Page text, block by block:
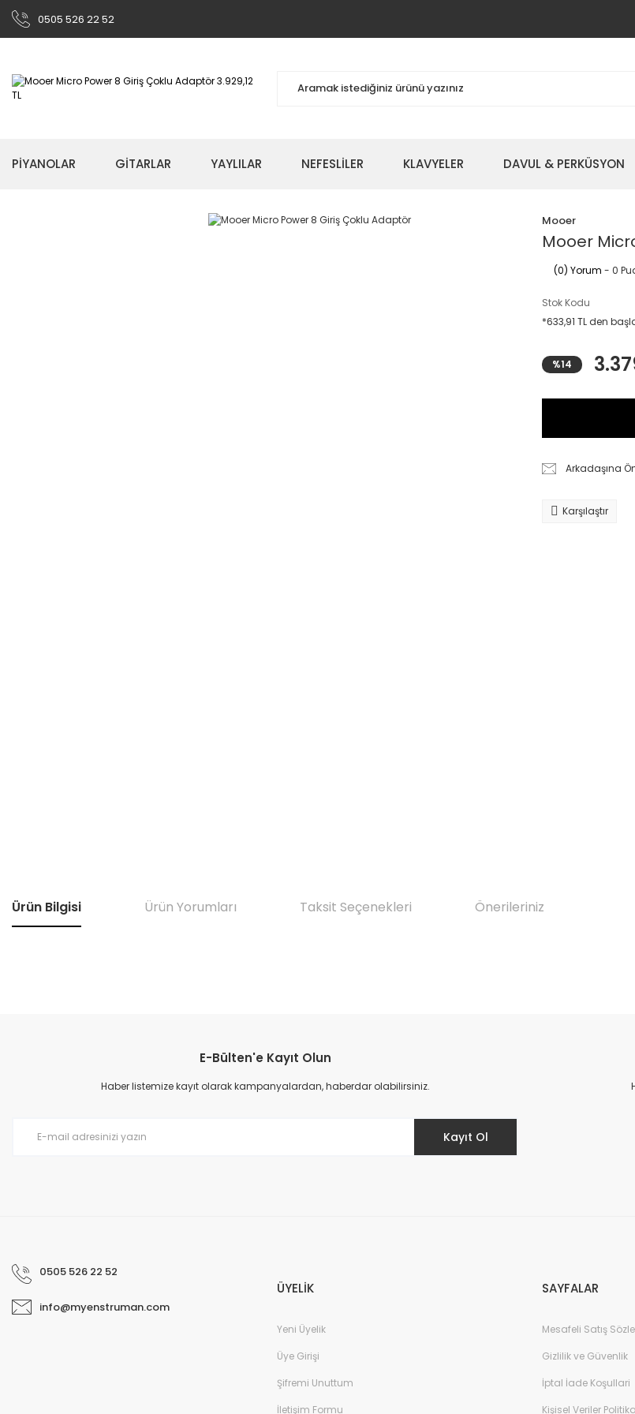
0505 526 22 52
PİYANOLAR GİTARLAR YAYLILAR NEFESLİLER KLAVYELER DAVUL & PERKÜSYON
Mooer
Mooer
(0) Yorum - 0
Stok Kodu
*633,91 TL den
%14
Arkadaşına
Karşılaştır
Ürün Bilgisi Ürün Yorumları Taksit Seçenekleri Önerileriniz
Ürün resmi kalitesiz, bozuk veya görüntülenemiyor.
Ürün açıklamasında eksik bilgiler bulunuyor.
E-Bülten'e Kayıt Olun
Haber listemize kayıt olarak kampanyalardan, haberdar olabilirsiniz.
Kayıt Ol
0505 526 22 52
info@myenstruman.com
ÜYELİK
Yeni Üyelik
Üye Girişi
Şifremi Unuttum
İletişim Formu
SAYFALAR
Mesafeli Satış
Gizlilik ve Güvenlik
İptal İade Koşullari
Kişisel Veriler